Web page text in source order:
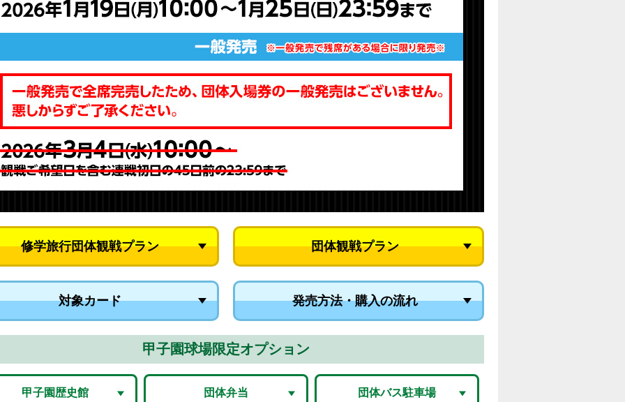
修学旅行団体観戦プラン 団体観戦プラン
対象カード 発売方法・購入の流れ
甲子園球場限定オプション
甲子園歴史館 団体弁当 団体バス駐車場